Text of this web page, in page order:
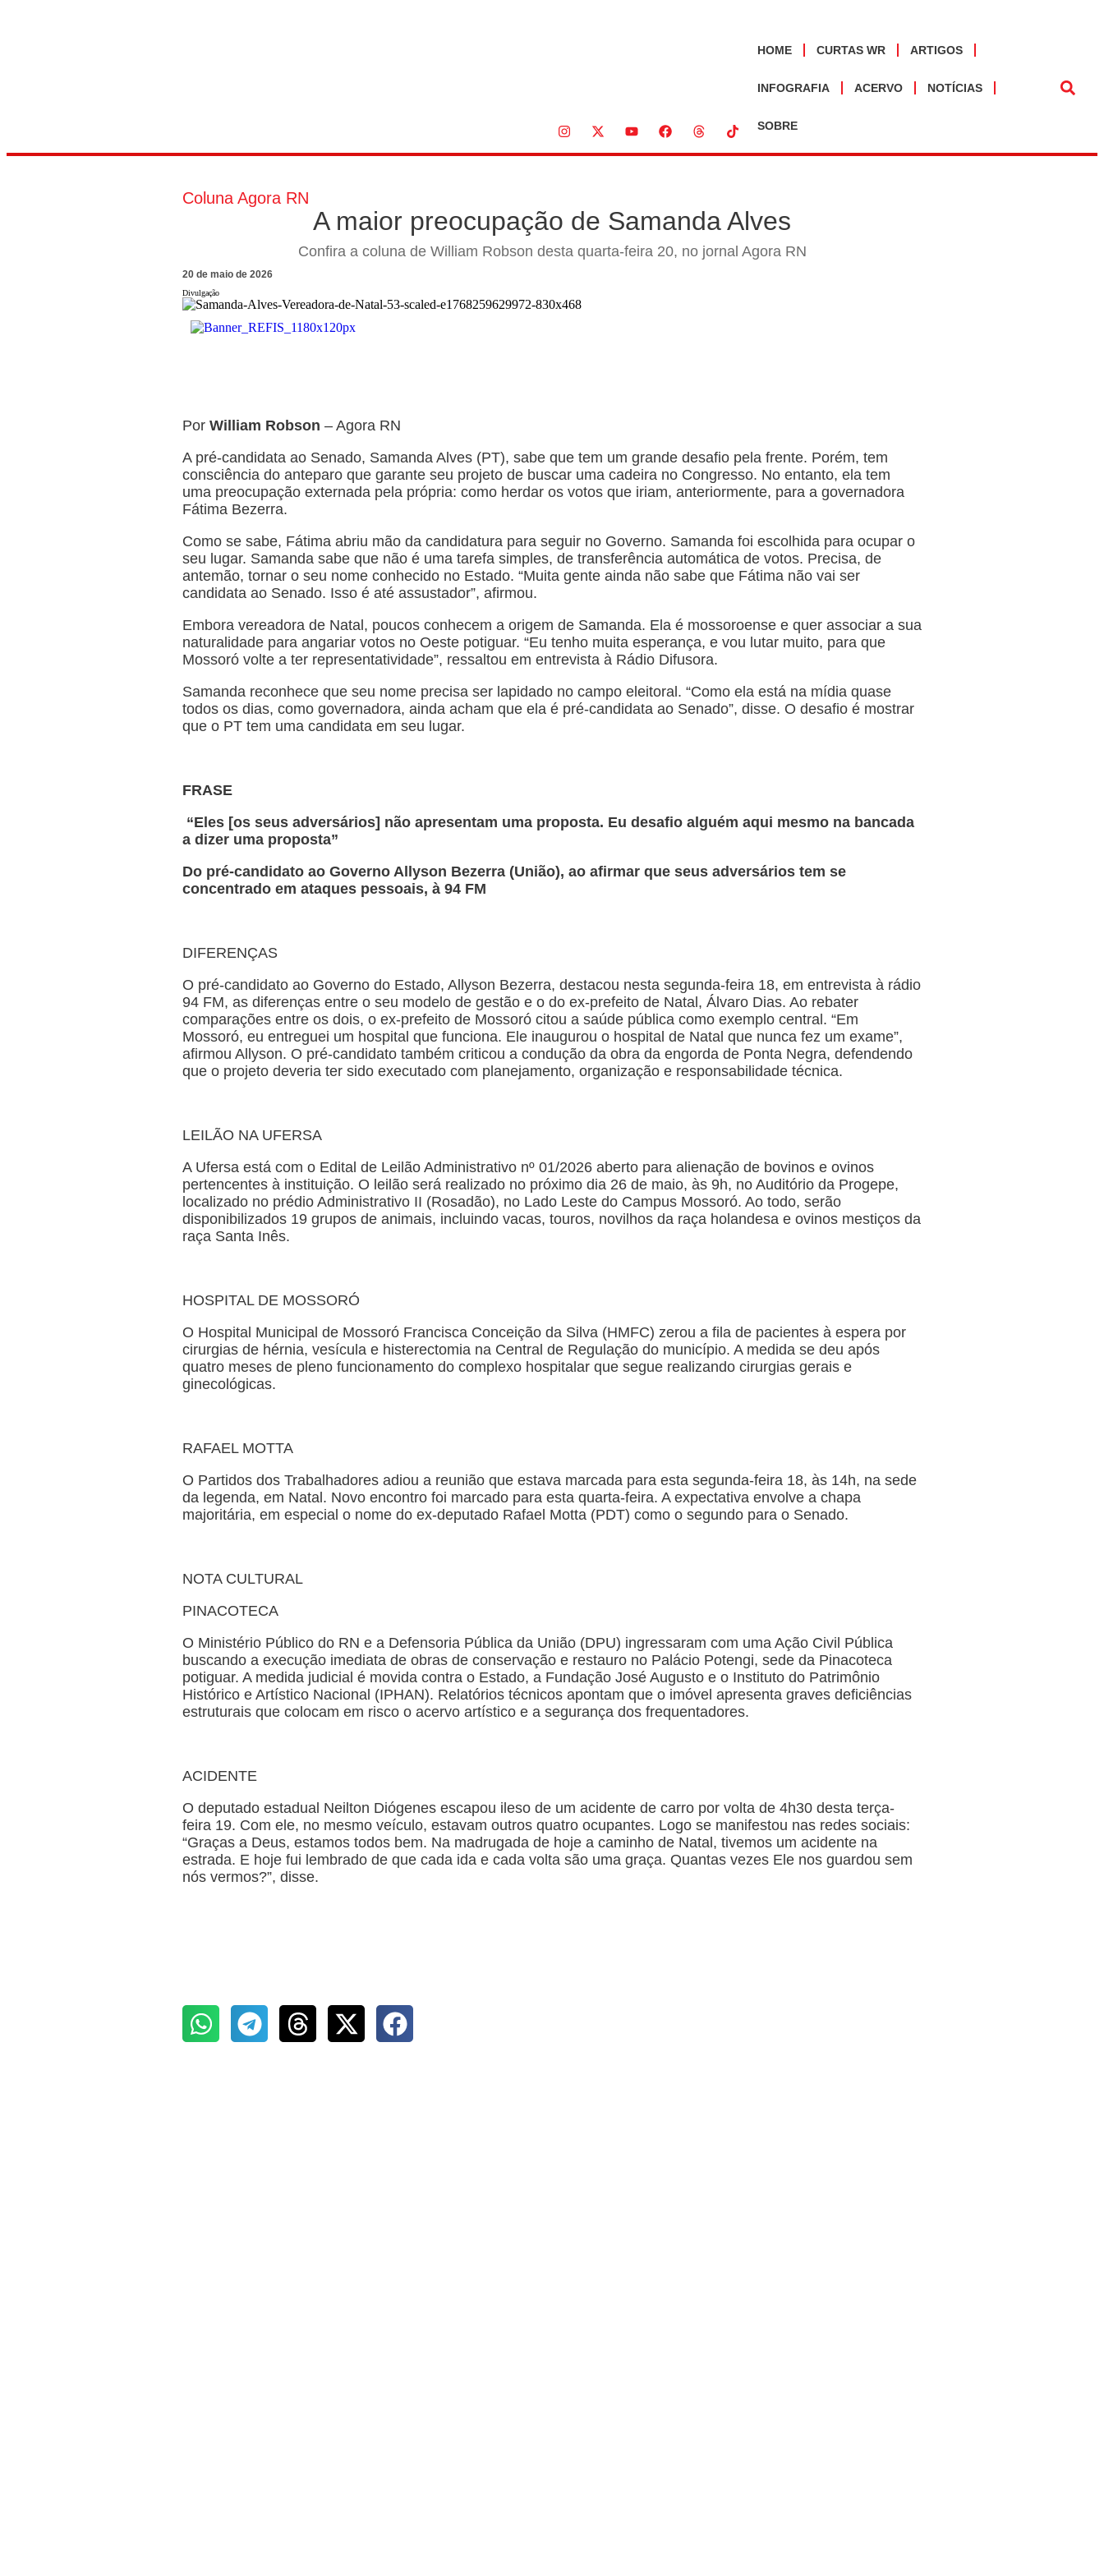
HOME CURTAS WR ARTIGOS
INFOGRAFIA ACERVO NOTÍCIAS
SOBRE
Coluna Agora RN
A maior preocupação de Samanda Alves
Confira a coluna de William Robson desta quarta-feira 20, no jornal Agora RN
20 de maio de 2026
Divulgação
Por William Robson – Agora RN
A pré-candidata ao Senado, Samanda Alves (PT), sabe que tem um grande desafio pela frente. Porém, tem
consciência do anteparo que garante seu projeto de buscar uma cadeira no Congresso. No entanto, ela tem
uma preocupação externada pela própria: como herdar os votos que iriam, anteriormente, para a governadora
Fátima Bezerra.
Como se sabe, Fátima abriu mão da candidatura para seguir no Governo. Samanda foi escolhida para ocupar o
seu lugar. Samanda sabe que não é uma tarefa simples, de transferência automática de votos. Precisa, de
antemão, tornar o seu nome conhecido no Estado. “Muita gente ainda não sabe que Fátima não vai ser
candidata ao Senado. Isso é até assustador”, afirmou.
Embora vereadora de Natal, poucos conhecem a origem de Samanda. Ela é mossoroense e quer associar a sua
naturalidade para angariar votos no Oeste potiguar. “Eu tenho muita esperança, e vou lutar muito, para que
Mossoró volte a ter representatividade”, ressaltou em entrevista à Rádio Difusora.
Samanda reconhece que seu nome precisa ser lapidado no campo eleitoral. “Como ela está na mídia quase
todos os dias, como governadora, ainda acham que ela é pré-candidata ao Senado”, disse. O desafio é mostrar
que o PT tem uma candidata em seu lugar.
FRASE
“Eles [os seus adversários] não apresentam uma proposta. Eu desafio alguém aqui mesmo na bancada
a dizer uma proposta”
Do pré-candidato ao Governo Allyson Bezerra (União), ao afirmar que seus adversários tem se
concentrado em ataques pessoais, à 94 FM
DIFERENÇAS
O pré-candidato ao Governo do Estado, Allyson Bezerra, destacou nesta segunda-feira 18, em entrevista à rádio
94 FM, as diferenças entre o seu modelo de gestão e o do ex-prefeito de Natal, Álvaro Dias. Ao rebater
comparações entre os dois, o ex-prefeito de Mossoró citou a saúde pública como exemplo central. “Em
Mossoró, eu entreguei um hospital que funciona. Ele inaugurou o hospital de Natal que nunca fez um exame”,
afirmou Allyson. O pré-candidato também criticou a condução da obra da engorda de Ponta Negra, defendendo
que o projeto deveria ter sido executado com planejamento, organização e responsabilidade técnica.
LEILÃO NA UFERSA
A Ufersa está com o Edital de Leilão Administrativo nº 01/2026 aberto para alienação de bovinos e ovinos
pertencentes à instituição. O leilão será realizado no próximo dia 26 de maio, às 9h, no Auditório da Progepe,
localizado no prédio Administrativo II (Rosadão), no Lado Leste do Campus Mossoró. Ao todo, serão
disponibilizados 19 grupos de animais, incluindo vacas, touros, novilhos da raça holandesa e ovinos mestiços da
raça Santa Inês.
HOSPITAL DE MOSSORÓ
O Hospital Municipal de Mossoró Francisca Conceição da Silva (HMFC) zerou a fila de pacientes à espera por
cirurgias de hérnia, vesícula e histerectomia na Central de Regulação do município. A medida se deu após
quatro meses de pleno funcionamento do complexo hospitalar que segue realizando cirurgias gerais e
ginecológicas.
RAFAEL MOTTA
O Partidos dos Trabalhadores adiou a reunião que estava marcada para esta segunda-feira 18, às 14h, na sede
da legenda, em Natal. Novo encontro foi marcado para esta quarta-feira. A expectativa envolve a chapa
majoritária, em especial o nome do ex-deputado Rafael Motta (PDT) como o segundo para o Senado.
NOTA CULTURAL
PINACOTECA
O Ministério Público do RN e a Defensoria Pública da União (DPU) ingressaram com uma Ação Civil Pública
buscando a execução imediata de obras de conservação e restauro no Palácio Potengi, sede da Pinacoteca
potiguar. A medida judicial é movida contra o Estado, a Fundação José Augusto e o Instituto do Patrimônio
Histórico e Artístico Nacional (IPHAN). Relatórios técnicos apontam que o imóvel apresenta graves deficiências
estruturais que colocam em risco o acervo artístico e a segurança dos frequentadores.
ACIDENTE
O deputado estadual Neilton Diógenes escapou ileso de um acidente de carro por volta de 4h30 desta terça-
feira 19. Com ele, no mesmo veículo, estavam outros quatro ocupantes. Logo se manifestou nas redes sociais:
“Graças a Deus, estamos todos bem. Na madrugada de hoje a caminho de Natal, tivemos um acidente na
estrada. E hoje fui lembrado de que cada ida e cada volta são uma graça. Quantas vezes Ele nos guardou sem
nós vermos?”, disse.